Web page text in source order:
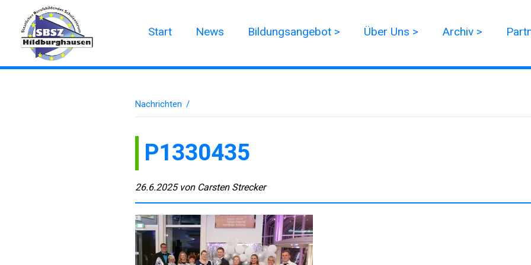
Start News Bildungsangebot > Über Uns > Archiv >
Nachrichten /
P1330435
26.6.2025 von Carsten Strecker